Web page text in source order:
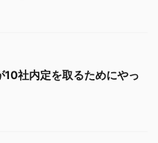
社内定を取るためにやっ